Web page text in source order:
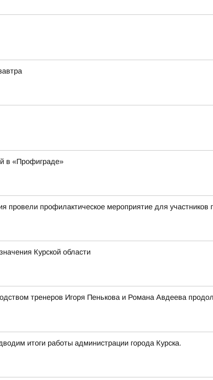
в «Профиграде»
провели профилактическое мероприятие для
Курской области
тренеров Игоря Пенькова и Романа Авдеева
итоги работы администрации города Курска.